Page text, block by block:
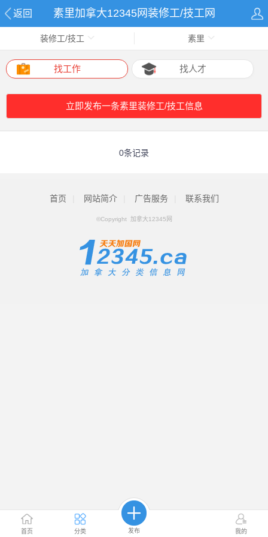
返回 素里加拿大12345网装修工/技工网
首页 分类 发布 我的
装修工/技工 素里
找工作 找人才
立即发布一条素里装修工/技工信息
0条记录
首页 网站简介 广告服务 联系我们
©Copyright 加拿大12345网